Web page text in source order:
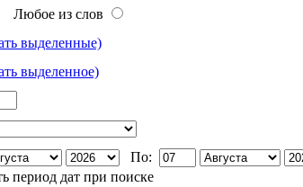
Любое из слов
выделенные)
выделенное)
По:
период дат при поиске